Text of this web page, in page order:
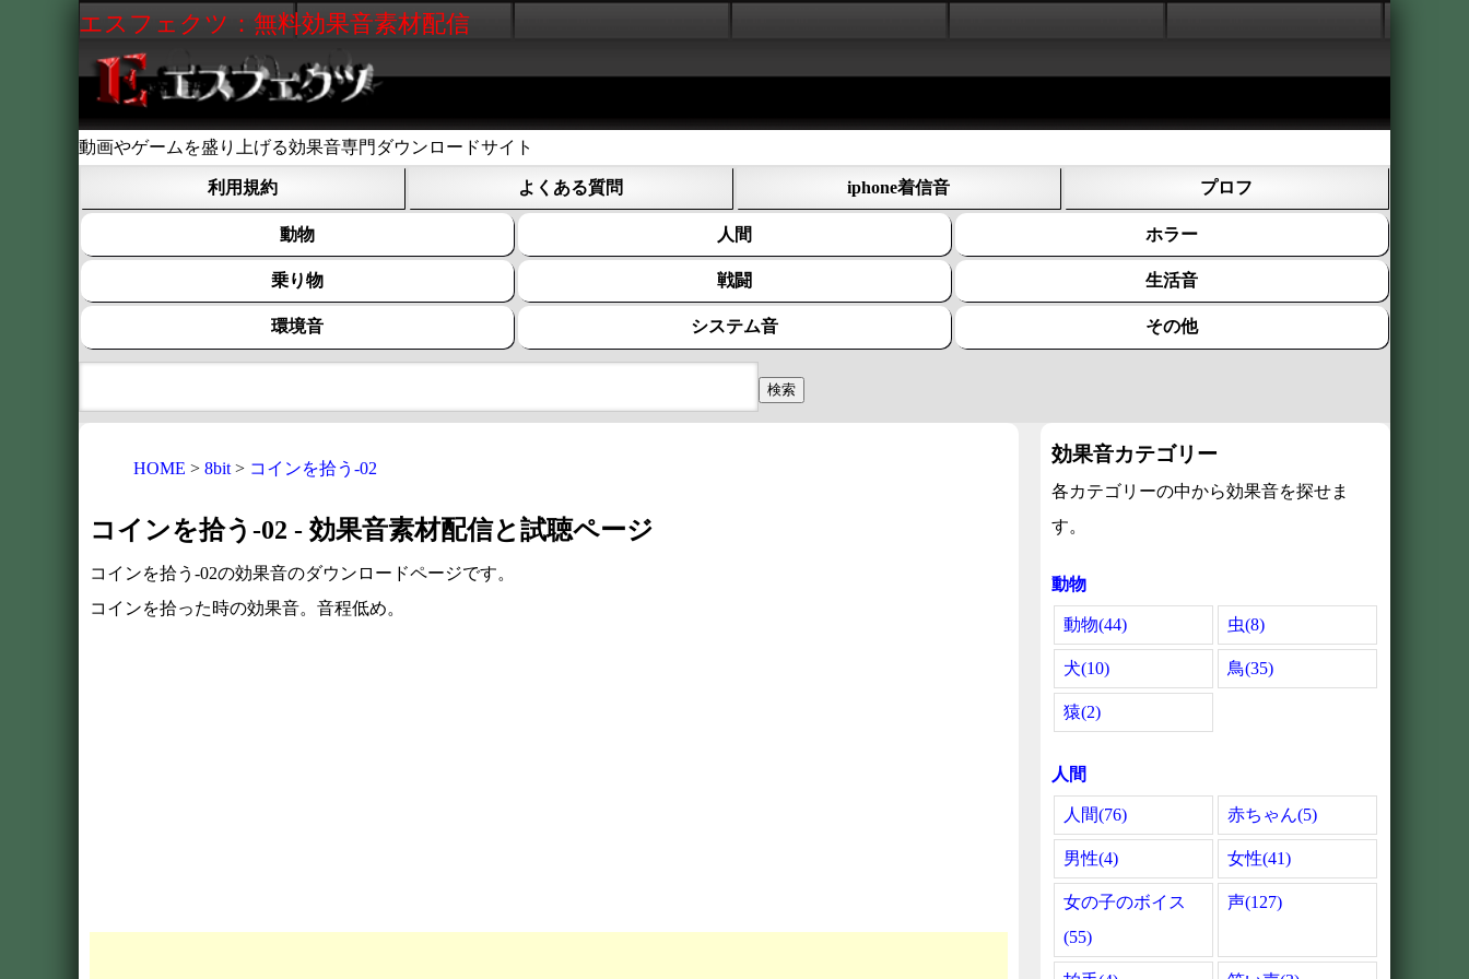
エスフェクツ：無料効果音素材配信
動画やゲームを盛り上げる効果音専門ダウンロードサイト
利用規約 よくある質問 iphone着信音 プロフ
動物 人間 ホラー
乗り物 戦闘 生活音
環境音 システム音 その他
HOME 8bit コインを拾う-02
コインを拾う-02 - 効果音素材配信と試聴ページ
コインを拾う-02の効果音のダウンロードページです。
コインを拾った時の効果音。音程低め。
効果音カテゴリー
各カテゴリーの中から効果音を探せま
す。
動物
動物(44) 虫(8)
犬(10) 鳥(35)
猿(2)
人間
人間(76) 赤ちゃん(5)
男性(4) 女性(41)
女の子のボイス
(55)
声(127)